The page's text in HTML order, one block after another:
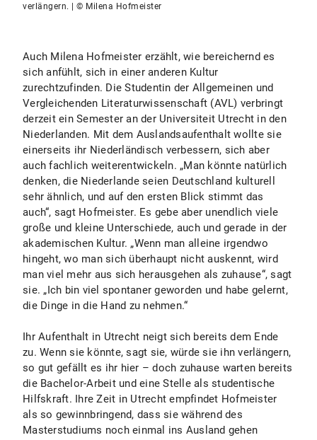
verlängern. | © Milena Hofmeister
Auch Milena Hofmeister erzählt, wie bereichernd es
sich anfühlt, sich in einer anderen Kultur
zurechtzufinden. Die Studentin der Allgemeinen und
Vergleichenden Literaturwissenschaft (AVL) verbringt
derzeit ein Semester an der Universiteit Utrecht in den
Niederlanden. Mit dem Auslandsaufenthalt wollte sie
einerseits ihr Niederländisch verbessern, sich aber
auch fachlich weiterentwickeln. „Man könnte natürlich
denken, die Niederlande seien Deutschland kulturell
sehr ähnlich, und auf den ersten Blick stimmt das
auch“, sagt Hofmeister. Es gebe aber unendlich viele
große und kleine Unterschiede, auch und gerade in der
akademischen Kultur. „Wenn man alleine irgendwo
hingeht, wo man sich überhaupt nicht auskennt, wird
man viel mehr aus sich herausgehen als zuhause“, sagt
sie. „Ich bin viel spontaner geworden und habe gelernt,
die Dinge in die Hand zu nehmen.“
Ihr Aufenthalt in Utrecht neigt sich bereits dem Ende
zu. Wenn sie könnte, sagt sie, würde sie ihn verlängern,
so gut gefällt es ihr hier – doch zuhause warten bereits
die Bachelor-Arbeit und eine Stelle als studentische
Hilfskraft. Ihre Zeit in Utrecht empfindet Hofmeister
als so gewinnbringend, dass sie während des
Masterstudiums noch einmal ins Ausland gehen